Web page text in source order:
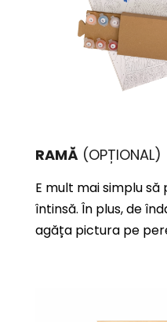
RAMĂ (OPȚIONAL)
E mult mai simplu
întinsă. În plus, de
agăța pictura pe